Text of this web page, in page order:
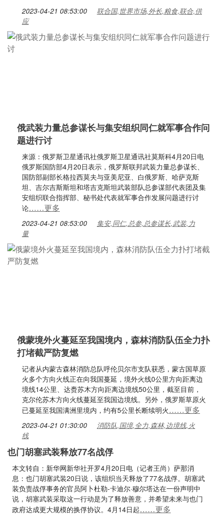
2023-04-21 08:53:00
联合国,世界市场,外长,粮食,联合,供
应
俄武装力量总参谋长与集安组织同仁就军事合作问
题进行讨
来源：俄罗斯卫星通讯社俄罗斯卫星通讯社莫斯科4月20日电
俄罗斯国防部4月20日表示，俄罗斯联邦武装力量总参谋长、
国防部副部长格拉西莫夫与亚美尼亚、白俄罗斯、哈萨克斯
坦、吉尔吉斯斯坦和塔吉克斯坦武装部队总参谋部代表团及集
安组织联合指挥部、秘书处代表就军事合作发展问题进行讨
论……更多
2023-04-21 08:53:00
集安,同仁,总参,总参谋长,武装,力
量
俄蒙境外火蔓延至我国境内，森林消防队伍全力扑
打堵截严防复燃
记者从内蒙古森林消防总队呼伦贝尔市支队获悉，蒙古国草原
火多个方向火线正在向我国蔓延，境外火线0公里方向距离边
境线14公里、达赉苏木方向距离边境线50公里，截至目前，
克尔伦苏木方向火线蔓延至我国边境线。另外，俄罗斯草原火
已蔓延至我国满洲里境内，约有5公里长断续明火……更多
2023-04-21 01:30:00
消防队,国境,全力,森林,边境线,火
线
也门胡塞武装释放77名战俘
本文转自：新华网新华社开罗4月20日电（记者王尚）萨那消
息：也门胡塞武装20日说，该组织当天释放了77名战俘。胡塞武
装负责战俘事务的官员阿卜杜勒-卡迪尔·穆尔塔达在一份声明中
说，胡塞武装采取这一行动是为了释放善意，并希望未来与也门
政府达成更大规模的换俘协议。4月14日起……更多